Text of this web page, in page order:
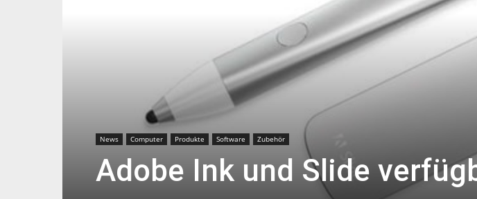
News Computer Produkte Software Zubehör
Adobe Ink und Slide